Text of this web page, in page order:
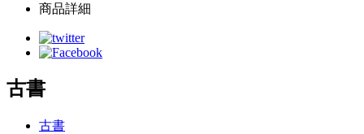
商品詳細
古書
古書